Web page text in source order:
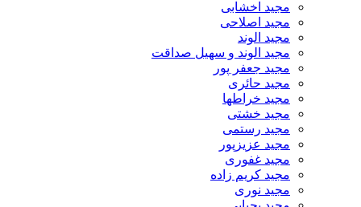
مجید اخشابی
مجید اصلاحی
مجید الوند‎
مجید الوند و سهیل صداقت
مجید جعفر پور
مجید حائری
مجید خراطها
مجید خشتی
مجید رستمی
مجید عزیزپور
مجید غفوری
مجید کریم زاده
مجید نوری